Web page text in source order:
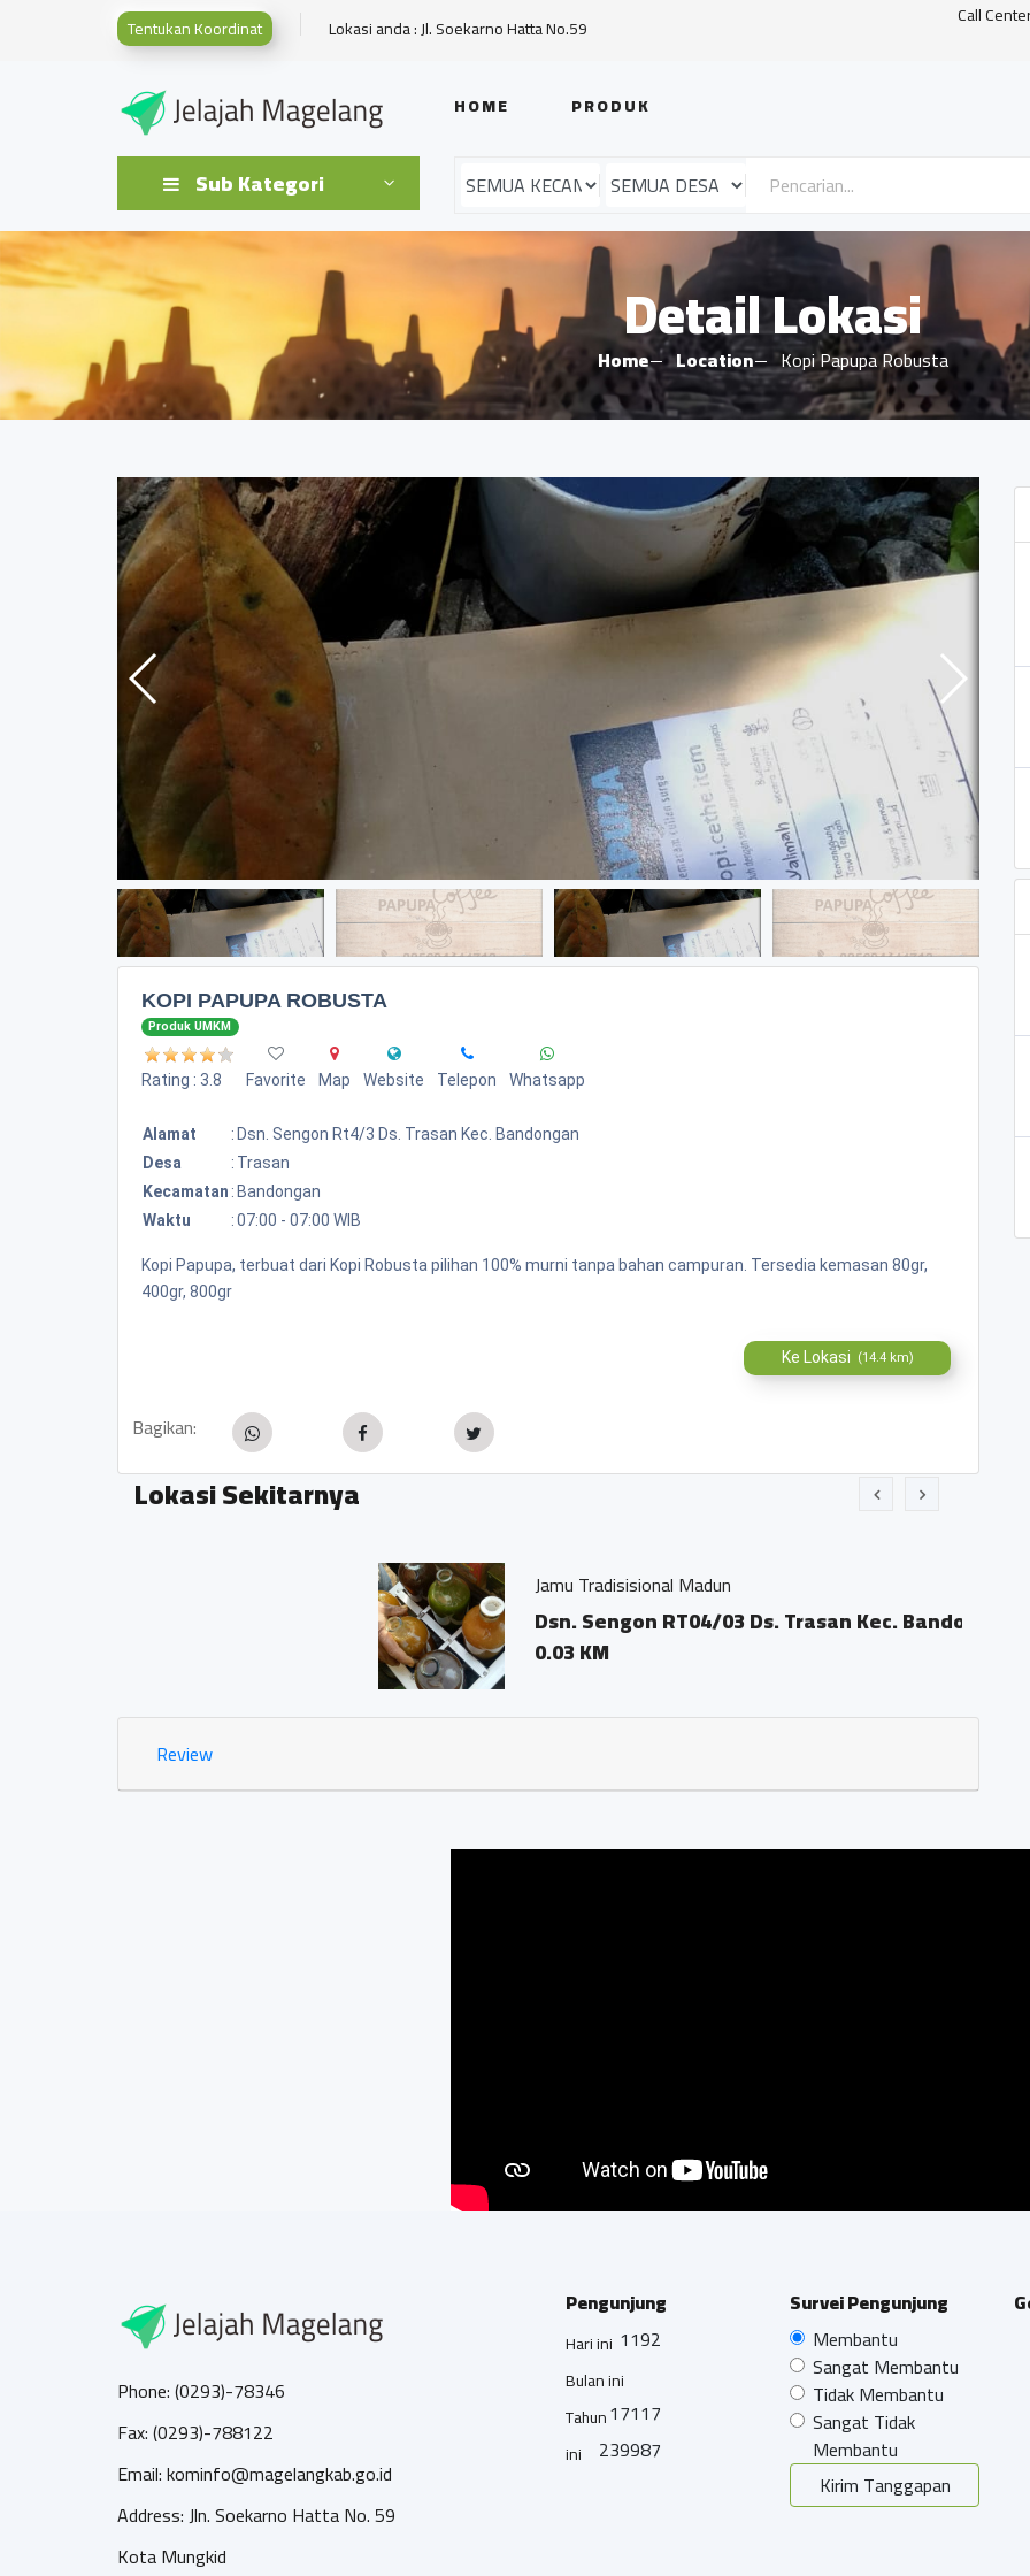
Tentukan Koordinat Lokasi anda : Jl. Soekarno Hatta No.59 Call
HOME PRODUK
Sub Kategori
Detail Lokasi
Home Location Kopi Papupa Robusta
KOPI PAPUPA ROBUSTA
Produk UMKM
Rating : 3.8 Favorite Map Website Telepon Whatsapp
Alamat : Dsn. Sengon Rt4/3 Ds. Trasan Kec. Bandongan
Desa
: Trasan
Kecamatan : Bandongan
Waktu
:07:00 - 07:00 WIB
Kopi Papupa, terbuat dari Kopi Robusta pilihan 100% murni tanpa bahan campuran. Tersedia kemasan 80gr,
400gr, 800gr
Ke Lokasi (14.4 km)
Bagikan:
Lokasi Sekitarnya
Jamu Tradisisional Madun
Dsn. Sengon RT04/03 Ds. Trasan Kec. Bandongan
Review
Phone: (0293)-78346
Fax: (0293)-788122
Email: kominfo@magelangkab.go.id
Address: Jln. Soekarno Hatta No. 59
Kota Mungkid
Pengunjung
Hari ini 1192
Bulan ini
17117
Tahun
ini
239987
Survei Pengunjung
Membantu
Sangat Membantu
Tidak Membantu
Sangat Tidak
Membantu
Kirim Tanggapan